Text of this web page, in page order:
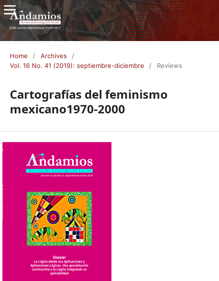
Home / Archives
/
Vol. 16 No. 41 (2019): septiembre-diciembre
/ Reviews
Cartografías del feminismo
mexicano1970-2000